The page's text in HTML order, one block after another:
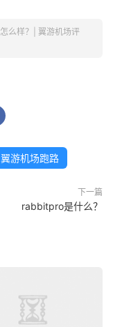
么样？| 翼游机场评
翼游机场跑路
下一篇
rabbitpro是什么？